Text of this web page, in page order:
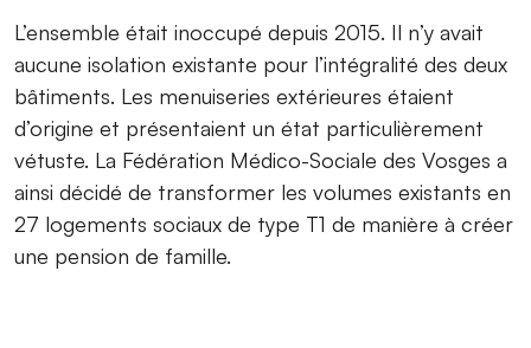
L’ensemble était inoccupé depuis 2015. Il n’y avait
aucune isolation existante pour l’intégralité des deux
bâtiments. Les menuiseries extérieures étaient
d’origine et présentaient un état particulièrement
vétuste. La Fédération Médico-Sociale des Vosges a
ainsi décidé de transformer les volumes existants en
27 logements sociaux de type T1 de manière à créer
une pension de famille.